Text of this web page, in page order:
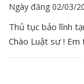
Ngày đăng 02/03/
Thủ tục bảo lĩnh
Chào Luật sư !